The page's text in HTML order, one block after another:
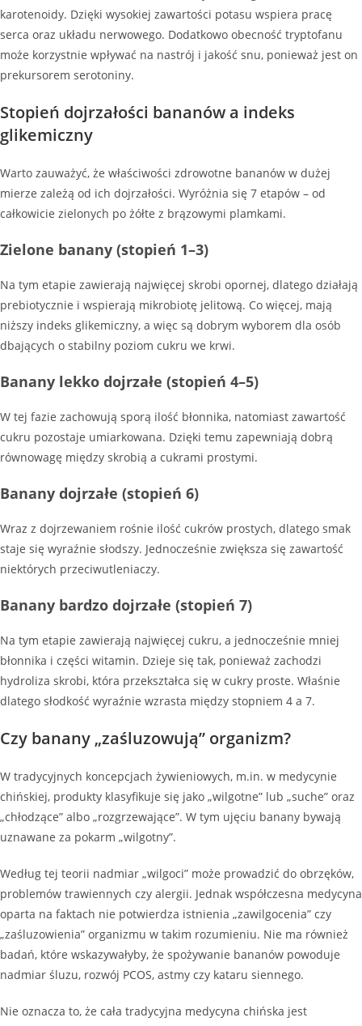
karotenoidy. Dzięki wysokiej zawartości potasu wspiera pracę
serca oraz układu nerwowego. Dodatkowo obecność tryptofanu
może korzystnie wpływać na nastrój i jakość snu, ponieważ jest on
prekursorem serotoniny.
Stopień dojrzałości bananów a indeks
glikemiczny
Warto zauważyć, że właściwości zdrowotne bananów w dużej
mierze zależą od ich dojrzałości. Wyróżnia się 7 etapów – od
całkowicie zielonych po żółte z brązowymi plamkami.
Zielone banany (stopień 1–3)
Na tym etapie zawierają najwięcej skrobi opornej, dlatego działają
prebiotycznie i wspierają mikrobiotę jelitową. Co więcej, mają
niższy indeks glikemiczny, a więc są dobrym wyborem dla osób
dbających o stabilny poziom cukru we krwi.
Banany lekko dojrzałe (stopień 4–5)
W tej fazie zachowują sporą ilość błonnika, natomiast zawartość
cukru pozostaje umiarkowana. Dzięki temu zapewniają dobrą
równowagę między skrobią a cukrami prostymi.
Banany dojrzałe (stopień 6)
Wraz z dojrzewaniem rośnie ilość cukrów prostych, dlatego smak
staje się wyraźnie słodszy. Jednocześnie zwiększa się zawartość
niektórych przeciwutleniaczy.
Banany bardzo dojrzałe (stopień 7)
Na tym etapie zawierają najwięcej cukru, a jednocześnie mniej
błonnika i części witamin. Dzieje się tak, ponieważ zachodzi
hydroliza skrobi, która przekształca się w cukry proste. Właśnie
dlatego słodkość wyraźnie wzrasta między stopniem 4 a 7.
Czy banany „zaśluzowują” organizm?
W tradycyjnych koncepcjach żywieniowych, m.in. w medycynie
chińskiej, produkty klasyfikuje się jako „wilgotne” lub „suche” oraz
„chłodzące” albo „rozgrzewające”. W tym ujęciu banany bywają
uznawane za pokarm „wilgotny”.
Według tej teorii nadmiar „wilgoci” może prowadzić do obrzęków,
problemów trawiennych czy alergii. Jednak współczesna medycyna
oparta na faktach nie potwierdza istnienia „zawilgocenia” czy
„zaśluzowienia” organizmu w takim rozumieniu. Nie ma również
badań, które wskazywałyby, że spożywanie bananów powoduje
nadmiar śluzu, rozwój PCOS, astmy czy kataru siennego.
Nie oznacza to, że cała tradycyjna medycyna chińska jest